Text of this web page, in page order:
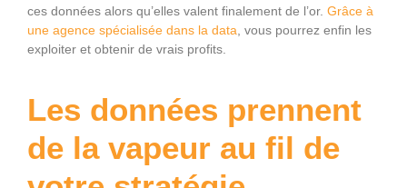
ces données alors qu’elles valent finalement de l’or. Grâce à
une agence spécialisée dans la data , vous pourrez enfin les
exploiter et obtenir de vrais profits.
Les données prennent
de la vapeur au fil de